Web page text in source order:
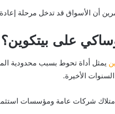
أن الأسواق قد تدخل مرحلة إعادة
على بيتكوين؟
الأخيرة.
شركات عامة ومؤسسات